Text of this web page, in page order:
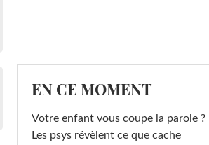
EN CE MOMENT
Votre enfant vous coupe la parole ?
Les psys révèlent ce que cache